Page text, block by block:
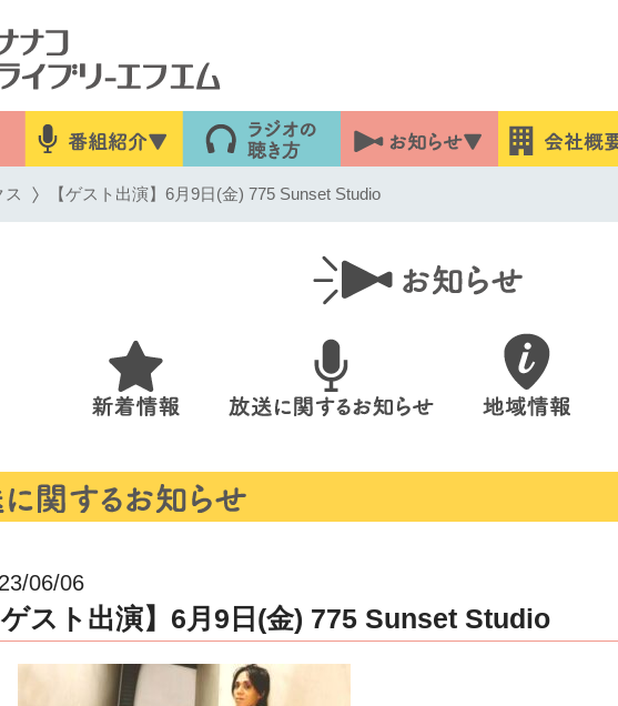
ス 【ゲスト出演】6月9日(金) 775 Sunset Studio
06/06
ゲスト出演】6月9日(金) 775 Sunset Studio